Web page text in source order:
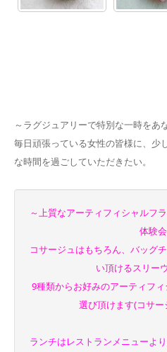
～ラグジュアリーで特別な一時をあ
毎日頑張っている女性の皆様に、少
な時間を過ごしていただきたい。
～上質なアーティフィシャルフ
体験
コサージュはもちろん、バッグ
い頂けるスリー
9種類からお好みのアーティフ
選び頂けます(コサー
ランチはレストランメニューよ